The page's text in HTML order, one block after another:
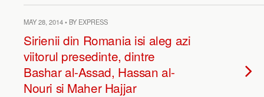
MAY 28, 2014 • BY EXPRESS
Sirienii din Romania isi aleg azi
viitorul presedinte, dintre
Bashar al-Assad, Hassan al-
Nouri si Maher Hajjar